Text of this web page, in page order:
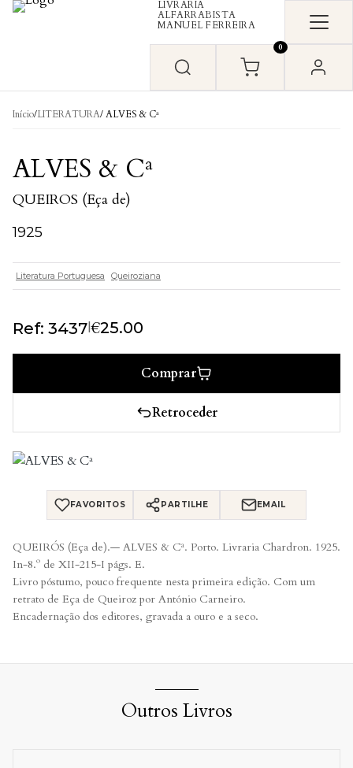
Skip to content
LIVRARIA
ALFARRABISTA
MANUEL FERREIRA
0
Início/LITERATURA/ ALVES & Cª
ALVES & Cª
QUEIROS (Eça de)
1925
Literatura Portuguesa Queiroziana
Ref: 3437|€25.00
Comprar
Retroceder
FAVORITOS PARTILHE EMAIL
QUEIRÓS (Eça de).— ALVES & Cª. Porto. Livraria Chardron. 1925.
In-8.º de XII-215-I págs. E.
Livro póstumo, pouco frequente nesta primeira edição. Com um
retrato de Eça de Queiroz por António Carneiro.
Encadernação dos editores, gravada a ouro e a seco.
Outros Livros